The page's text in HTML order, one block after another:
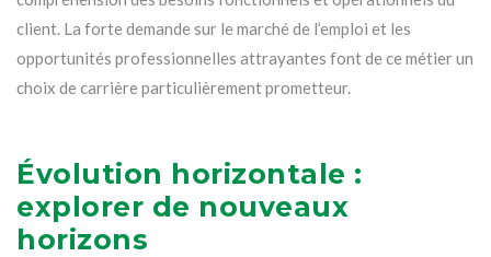
client. La forte demande sur le marché de l’emploi et les
opportunités professionnelles attrayantes font de ce métier un
choix de carrière particulièrement prometteur.
Évolution horizontale :
explorer de nouveaux
horizons